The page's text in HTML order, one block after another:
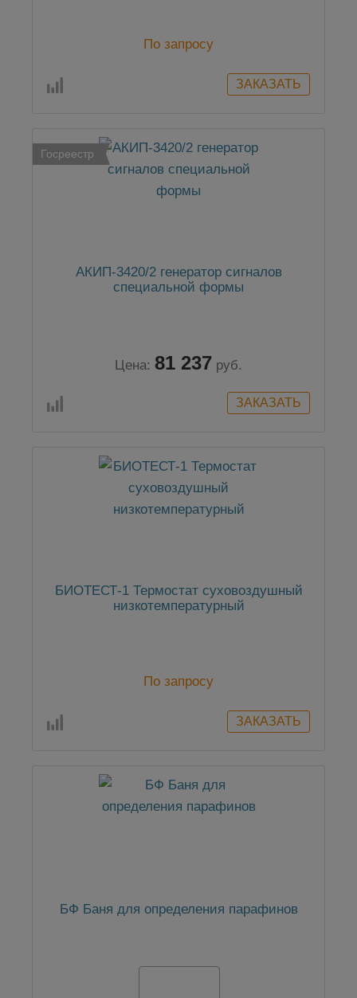
По запросу
Госреестр
АКИП-3420/2 генератор сигналов
специальной формы
Цена: 81 237 руб.
БИОТЕСТ-1 Термостат суховоздушный
низкотемпературный
По запросу
БФ Баня для определения парафинов